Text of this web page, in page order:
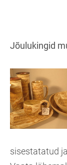
Jõulukingid
sisestatatud